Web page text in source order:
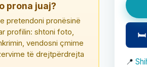
prona juaj?
pretendoni pronësinë
profilin: shtoni foto,
vendosni çmime
të drejtpërdrejta
🛏
📍